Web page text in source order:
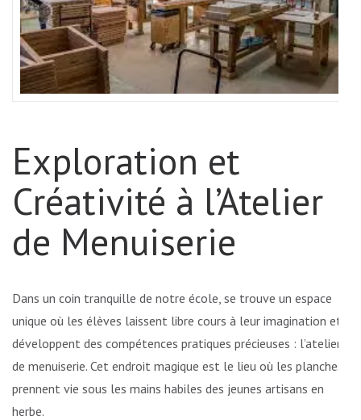
Exploration et
Créativité à l’Atelier
de Menuiserie
Dans un coin tranquille de notre école, se trouve un espace
unique où les élèves laissent libre cours à leur imagination et
développent des compétences pratiques précieuses : l’atelier
de menuiserie. Cet endroit magique est le lieu où les planches
prennent vie sous les mains habiles des jeunes artisans en
herbe.